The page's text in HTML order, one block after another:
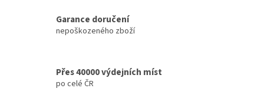
Garance doručení
nepoškozeného zboží
Přes 40000 výdejních míst
po celé ČR